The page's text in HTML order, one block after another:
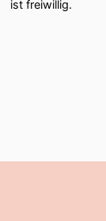
ist freiwillig.